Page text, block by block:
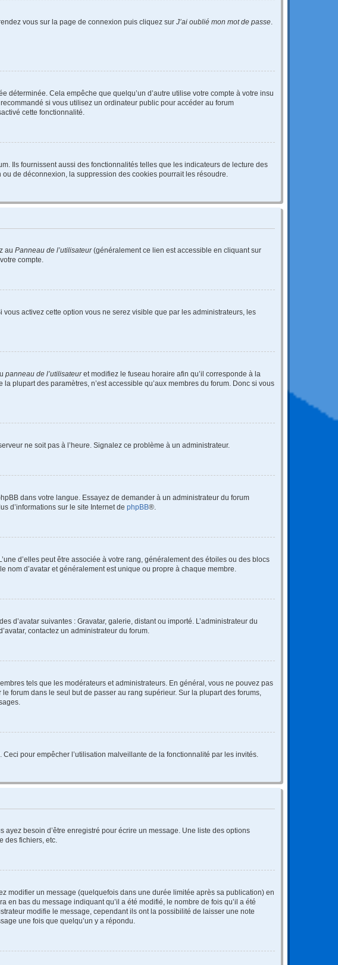
vous sur la page de connexion puis cliquez sur J’ai oublié mon mot de passe
Cela empêche que quelqu’un d’autre utilise votre compte à votre insu
si vous utilisez un ordinateur public pour accéder au forum
cette fonctionnalité.
Ils fournissent aussi des fonctionnalités telles que les indicateurs de lecture des
de déconnexion, la suppression des cookies pourrait les résoudre.
au Panneau de l’utilisateur(généralement ce lien est accessible en cliquant sur
compte.
vous activez cette option vous ne serez visible que par les administrateurs, les
panneau de l’utilisateuret modifiez le fuseau horaire afin qu’il corresponde à la
plupart des paramètres, n’est accessible qu’aux membres du forum. Donc si vous
ne soit pas à l’heure. Signalez ce problème à un administrateur.
dans votre langue. Essayez de demander à un administrateur du forum
d’informations sur le site Internet de phpBB®.
d’elles peut être associée à votre rang, généralement des étoiles ou des blocs
d’avatar et généralement est unique ou propre à chaque membre.
d’avatar suivantes : Gravatar, galerie, distant ou importé. L’administrateur du
contactez un administrateur du forum.
tels que les modérateurs et administrateurs. En général, vous ne pouvez pas
forum dans le seul but de passer au rang supérieur. Sur la plupart des forums,
pour empêcher l’utilisation malveillante de la fonctionnalité par les invités.
besoin d’être enregistré pour écrire un message. Une liste des options
des fichiers, etc.
modifier un message (quelquefois dans une durée limitée après sa publication) en
bas du message indiquant qu’il a été modifié, le nombre de fois qu’il a été
modifie le message, cependant ils ont la possibilité de laisser une note
une fois que quelqu’un y a répondu.